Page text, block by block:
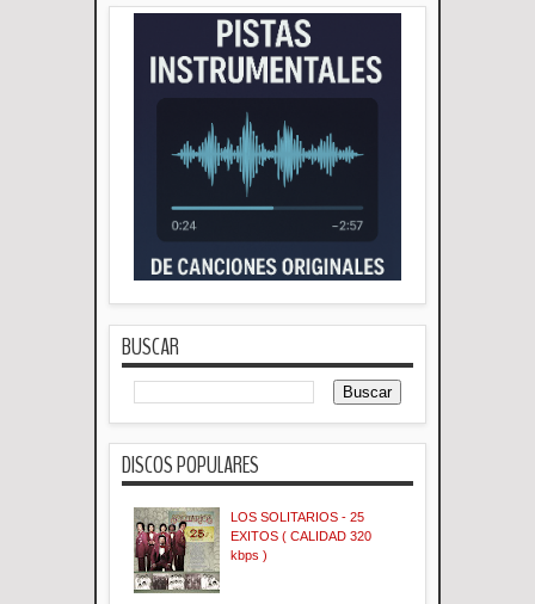
BUSCAR
DISCOS POPULARES
LOS SOLITARIOS - 25
EXITOS ( CALIDAD 320
kbps )